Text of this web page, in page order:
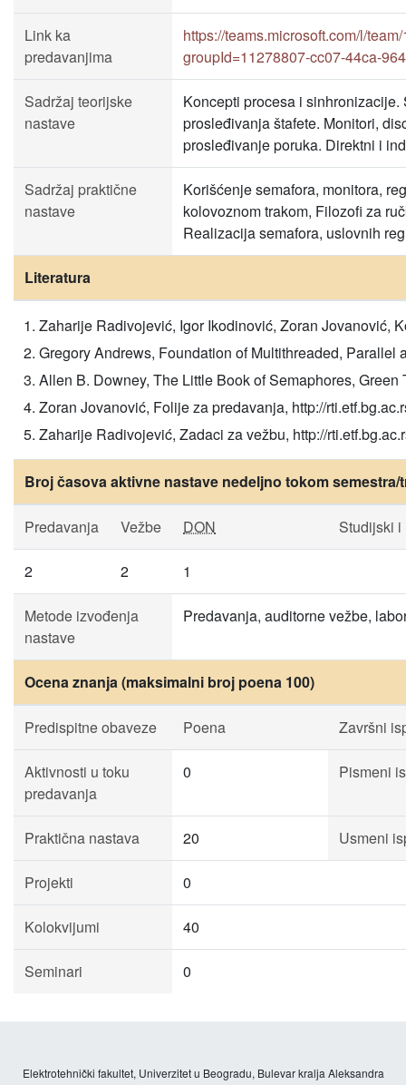
Link ka
predavanjima
https://teams.microsoft.com/l/
groupId=11278807-cc07-44ca-
Sadržaj teorijske
nastave
Koncepti procesa i
prosleđivanja štafete. Monitori,
prosleđivanje poruka. Direktni i
Sadržaj praktične
nastave
Korišćenje semafora, monitora,
kolovoznom trakom, Filozofi za
Realizacija semafora, uslovnih
Literatura
Zaharije Radivojević, Igor Ikodinović, Zoran Jovanović,
Gregory Andrews, Foundation of Multithreaded,
Allen B. Downey, The Little Book of Semaphores, Green
Zoran Jovanović, Folije za predavanja, http://
Zaharije Radivojević, Zadaci za vežbu, http://
Broj časova aktivne nastave nedeljno tokom
Predavanja Vežbe DON Studijski i
2 2 1
Metode izvođenja
nastave
Predavanja, auditorne vežbe,
Ocena znanja (maksimalni broj poena 100)
Predispitne obaveze Poena Završni
Aktivnosti u toku
predavanja
0 Pismeni
Praktična nastava 20 Usmeni
Projekti 0
Kolokvijumi 40
Seminari 0
Elektrotehnički fakultet, Univerzitet u Beogradu, Bulevar kralja Aleksandra